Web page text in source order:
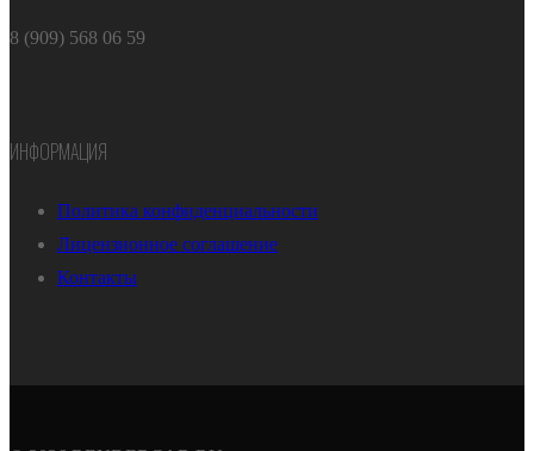
8 (909) 568 06 59
ИНФОРМАЦИЯ
Политика конфиденциальности
Лицензионное соглашение
Контакты